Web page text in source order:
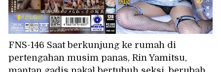
FNS-146 Saat berkunjung ke rumah di
pertengahan musim panas, Rin Yamitsu,